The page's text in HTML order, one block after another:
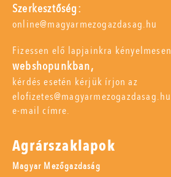
Szerkesztőség:
online@magyarmezogazdasag.hu
Fizessen elő lapjainkra kényelmesen
webshopunkban,
kérdés esetén kérjük írjon az
elofizetes@magyarmezogazdasag.hu
e-mail címre.
Agrárszaklapok
Magyar Mezőgazdaság